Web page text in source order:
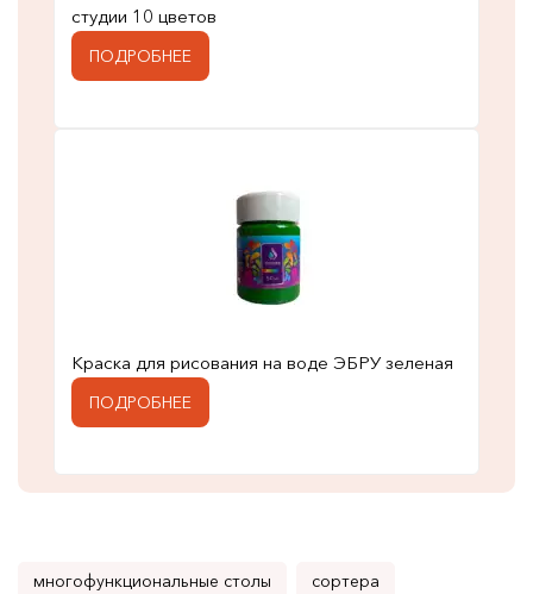
студии 10 цветов
ПОДРОБНЕЕ
Краска для рисования на воде ЭБРУ зеленая
ПОДРОБНЕЕ
многофункциональные столы сортера